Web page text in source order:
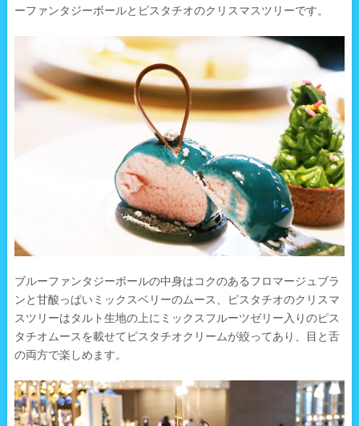
ーファンタジーボールとピスタチオのクリスマスツリーです。
ブルーファンタジーボールの中身はコクのあるフロマージュブラ
ンと甘酸っぱいミックスベリーのムース、ピスタチオのクリスマ
スツリーはタルト生地の上にミックスフルーツゼリー入りのピス
タチオムースを載せてピスタチオクリームが絞ってあり、目と舌
の両方で楽しめます。